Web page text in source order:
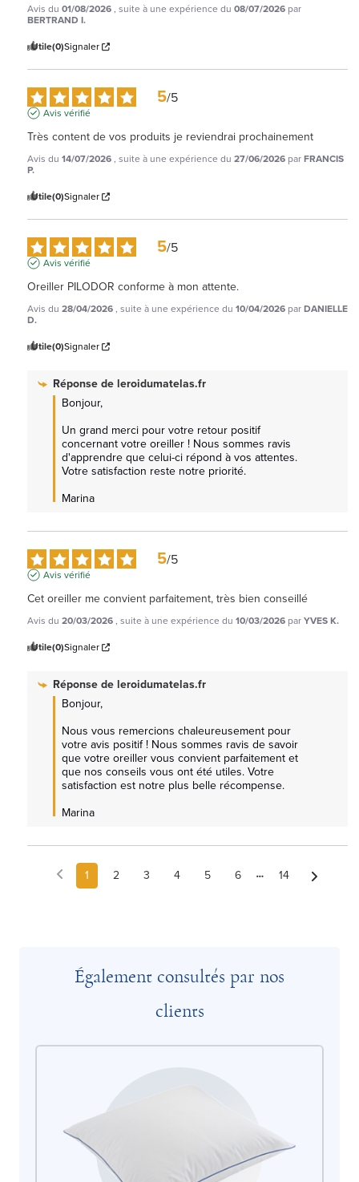
Avis du 01/08/2026, suite à une expérience du 08/07/2026 par
BERTRAND I.
Utile(0)Signaler
5/5
Avis vérifié
Très content de vos produits je reviendrai prochainement
Avis du 14/07/2026, suite à une expérience du 27/06/2026 parFRANCIS
P.
Utile(0)Signaler
5/5
Avis vérifié
Oreiller PILODOR conforme à mon attente.
Avis du 28/04/2026, suite à une expérience du 10/04/2026 parDANIELLE
D.
Utile(0)Signaler
Réponse deleroidumatelas.fr
Bonjour,
Un grand merci pour votre retour positif
concernant votre oreiller ! Nous sommes ravis
d'apprendre que celui-ci répond à vos attentes.
Votre satisfaction reste notre priorité.
Marina
5/5
Avis vérifié
Cet oreiller me convient parfaitement, très bien conseillé
Avis du 20/03/2026, suite à une expérience du 10/03/2026 parYVES K.
Utile(0)Signaler
Réponse deleroidumatelas.fr
Bonjour,
Nous vous remercions chaleureusement pour
votre avis positif ! Nous sommes ravis de savoir
que votre oreiller vous convient parfaitement et
que nos conseils vous ont été utiles. Votre
satisfaction est notre plus belle récompense.
Marina
1 2 3 4 5 6 14
Également consultés par nos
clients